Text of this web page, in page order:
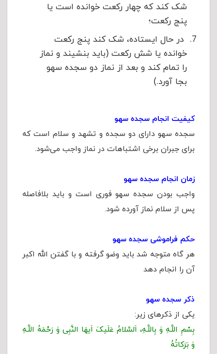
شک کند که چهار رکعت خوانده است یا
پنج رکعت؛
در حال ایستاده، شک کند پنج رکعت
خوانده یا شش رکعت (باید بنشیند و نماز
را تمام کند و بعد از نماز دو سجده سهو
بجا آورد.)
کیفیت انجام سجده سهو
سجده سهو دارای دو سجده و تشهد و سلام است‌ که
برای جبران برخی اشتباهات در نماز واجب می‌شود.
زمان انجام سجده سهو
واجب بودن سجده سهو فوری است و باید بلافاصله
پس از سلام نماز آورده شود.
حکم فراموشی سجده سهو
هر گاه متوجه شد باید وضو گرفته و با گفتن الله اکبر
آن را انجام دهد
ذکر سجده سهو
یکی از ذکرهای زیر:
بِسْمِ اللَّـهِ وَ بِاللَّـهِ، اَلسَّلامُ عَلَیکَ اَیهَا النَّبِی وَ رَحْمَهُ اللَّـهِ
وَ بَرَکاتُهُ